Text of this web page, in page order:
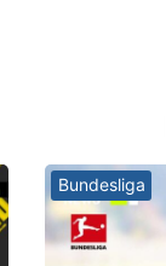
Bundesliga